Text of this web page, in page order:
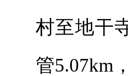
村至地干
管5.07km